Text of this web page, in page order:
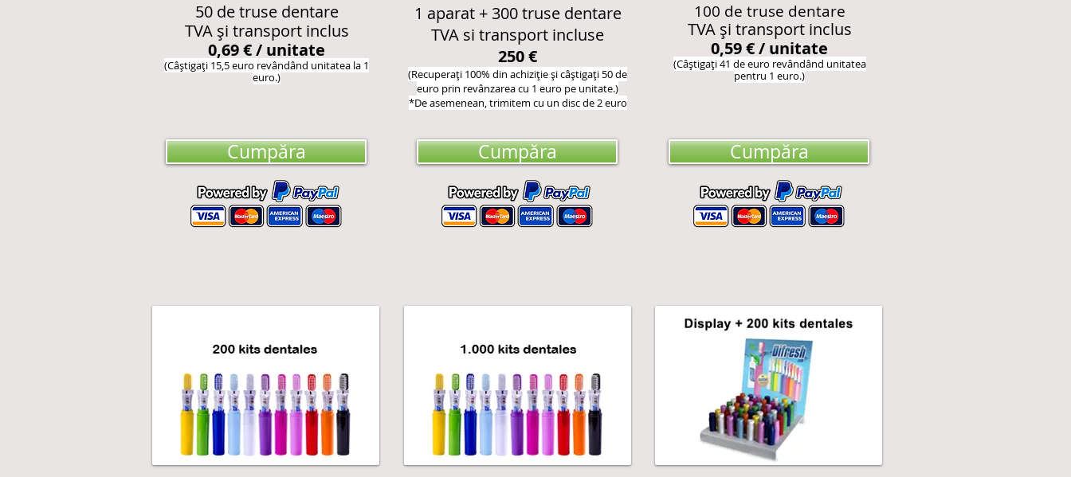
50 de truse dentare
TVA și transport inclus
0,69 € / unitate
(Câștigați 15,5 euro revândând unitatea la 1
euro.)
1 aparat + 300 truse dentare
TVA si transport incluse
250 €
(Recuperați 100% din achiziție și câștigați 50 de
euro prin revânzarea cu 1 euro pe unitate.)
*De asemenean,trimitem cu un disc de 2 euro
100 de truse dentare
TVA și transport inclus
0,59 € / unitate
(Câștigați 41 de euro revândând unitatea
pentru 1 euro.)
Cumpăra Cumpăra Cumpăra